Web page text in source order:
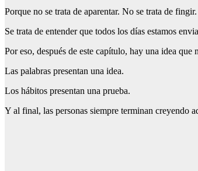
Porque no se trata de aparentar. No se trata de
Se trata de entender que todos los días estamos
Por eso, después de este capítulo, hay una idea que
Las palabras presentan una idea.
Los hábitos presentan una prueba.
Y al final, las personas siempre terminan creyendo